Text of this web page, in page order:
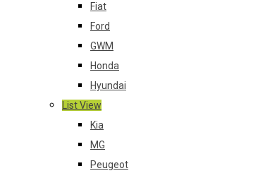
Fiat
Ford
GWM
Honda
Hyundai
List View
Kia
MG
Peugeot